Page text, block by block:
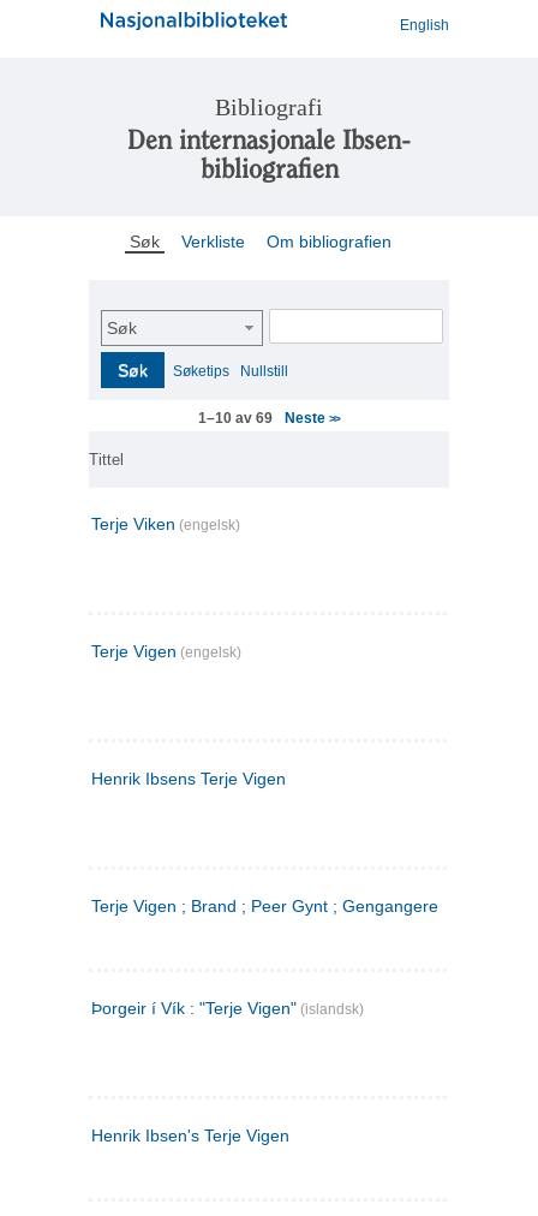
English
Bibliografi
Den internasjonale Ibsen-
bibliografien
Søk Verkliste Om bibliografien
Søk
Søk Søketips Nullstill
1–10 av 69 Neste>>
Tittel
Terje Viken (engelsk)
Terje Vigen (engelsk)
Henrik Ibsens Terje Vigen
Terje Vigen ; Brand ; Peer Gynt ; Gengangere
Þorgeir í Vík : "Terje Vigen" (islandsk)
Henrik Ibsen's Terje Vigen